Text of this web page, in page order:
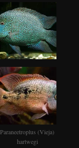
Paraneetroplus (Vieja)
hartwegi